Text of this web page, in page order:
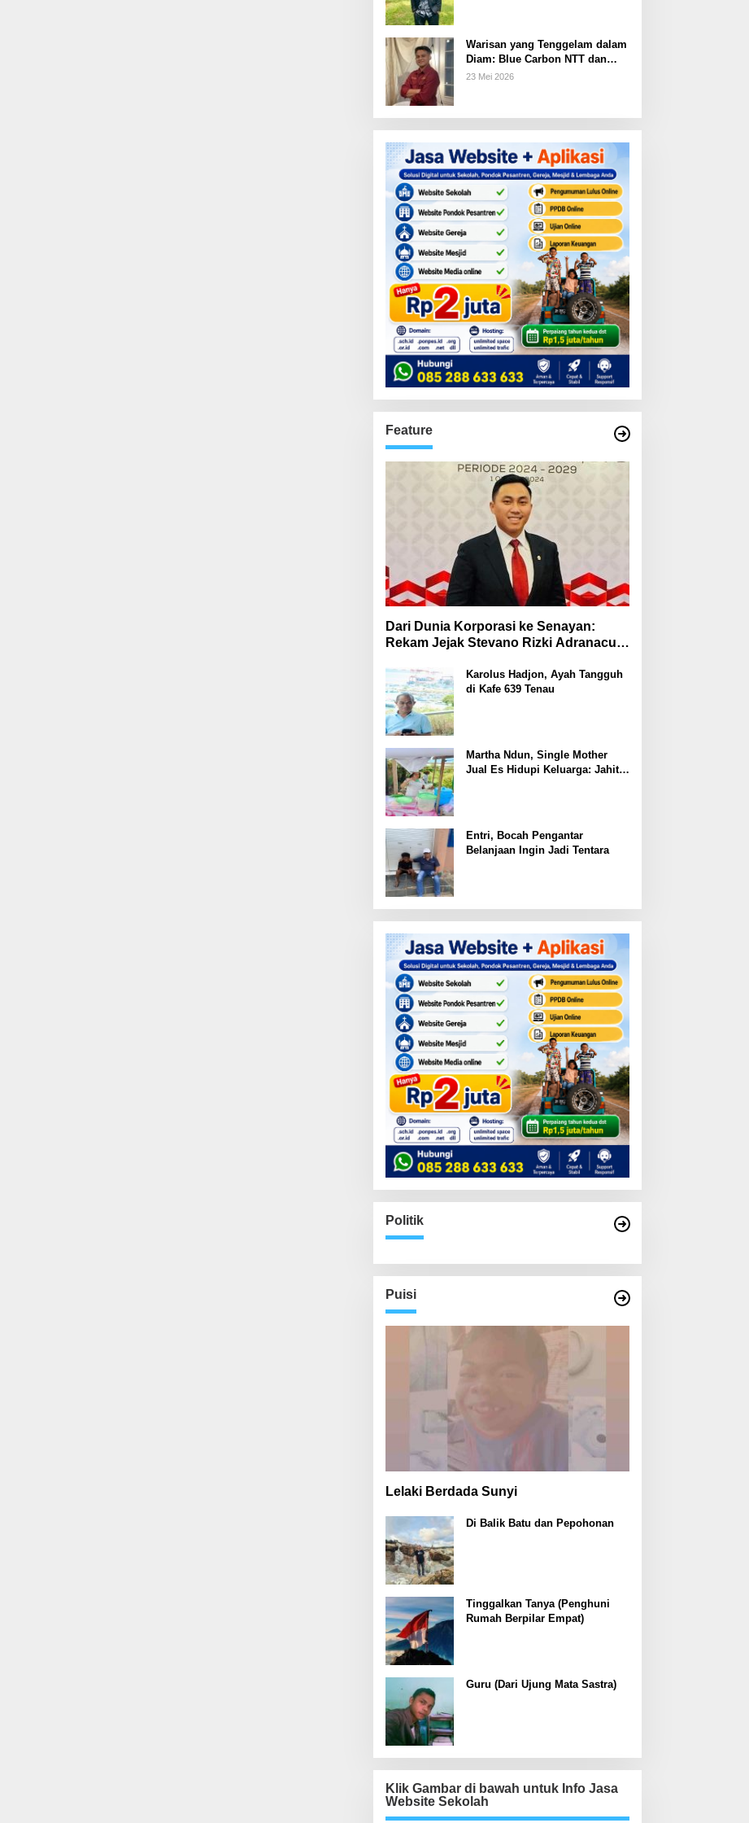
Warisan yang Tenggelam dalam
Diam: Blue Carbon NTT dan
Janji Ekonomi yang Belum
23 Mei 2026
Feature
Dari Dunia Korporasi ke Senayan:
Rekam Jejak Stevano Rizki Adranacus
Karolus Hadjon, Ayah Tangguh
di Kafe 639 Tenau
Martha Ndun, Single Mother
Jual Es Hidupi Keluarga: Jahit
Entri, Bocah Pengantar
Belanjaan Ingin Jadi Tentara
Politik
Puisi
Lelaki Berdada Sunyi
Di Balik Batu dan Pepohonan
Tinggalkan Tanya (Penghuni
Rumah Berpilar Empat)
Guru (Dari Ujung Mata Sastra)
Klik Gambar di bawah untuk Info Jasa
Website Sekolah